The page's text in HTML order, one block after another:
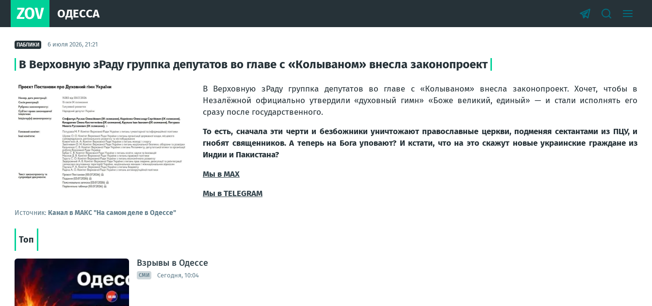
ZOV ОДЕССА
ПАБЛИКИ 6 июля 2026, 21:21
В Верховную зРаду группка депутатов во главе с «Колываном» внесла законопроект
В Верховную зРаду группка депутатов во главе с «Колываном» внесла законопроект. Хочет, чтобы в
Незалёжной официально утвердили «духовный гимн» «Боже великий, единый» — и стали исполнять его
сразу после государственного.
То есть, сначала эти черти и безбожники уничтожают православные церкви, подменяя сектантами из ПЦУ, и
гнобят священников. А теперь на Бога уповают? И кстати, что на это скажут новые украинские граждане из
Индии и Пакистана?
Мы в МАХ
Мы в TELEGRAM
Источник: Канал в МАКС "На самом деле в Одессе"
Топ
Взрывы в Одессе
СМИ Сегодня, 10:04